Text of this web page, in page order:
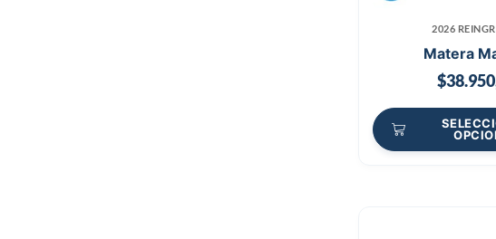
2026
Matera
$